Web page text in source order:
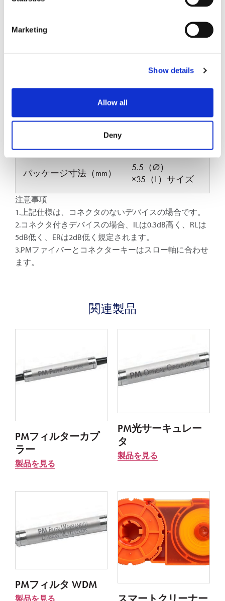
Marketing
Show details
Allow all
Deny
最小指向性(dB)
最大CW入力光パワー
PM Panda Fiber on
パッケージ寸法（mm）
5.5（Ø）
×35（L）サイズ
注意事項
1.上記仕様は、コネクタのないデバイスの場合です。
2.コネクタ付きデバイスの場合、ILは0.3dB高く、RLは
5dB低く、ERは2dB低く規定されます。
3.PMファイバーとコネクターキーはスロー軸に合わせ
ます。
関連製品
PMフィルターカプ
ラー
製品を見る
PM光サーキュレー
タ
製品を見る
PMフィルタ WDM
製品を見る